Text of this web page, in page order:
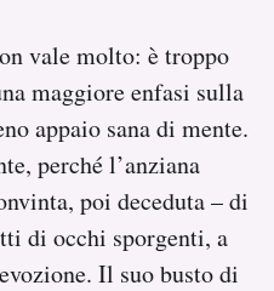
vale molto: è troppo
maggiore enfasi sulla
appaio sana di mente.
perché l’anziana
poi deceduta – di
di occhi sporgenti, a
Il suo busto di